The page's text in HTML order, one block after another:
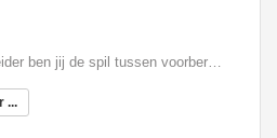
Als (senior) werkvoorbereider ben jij de spil tussen voorbereiding en de uitvoering. Je zorgt ervoor dat onze projecten efficiënt verlopen door het maken van een gedetailleerde planning en je stemt alle disciplines op elkaar af. Je werkt samen met professionals. Je draagt bij aan de realisatie van uitdagende projecten en het bewaken van de voortgang.
...